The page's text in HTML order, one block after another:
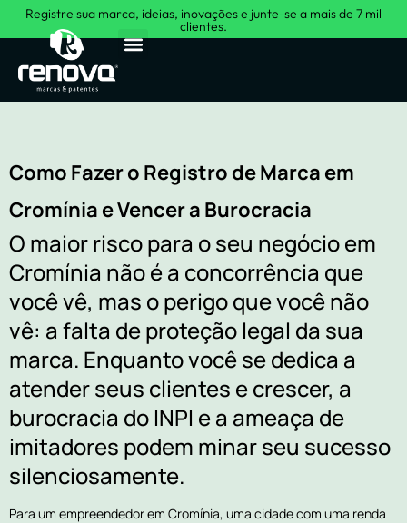
Registre sua marca, ideias, inovações e junte-se a mais de 7 mil
clientes.
Como Fazer o Registro de Marca em
Cromínia e Vencer a Burocracia
O maior risco para o seu negócio em
Cromínia não é a concorrência que
você vê, mas o perigo que você não
vê: a falta de proteção legal da sua
marca. Enquanto você se dedica a
atender seus clientes e crescer, a
burocracia do INPI e a ameaça de
imitadores podem minar seu sucesso
silenciosamente.
Para um empreendedor em Cromínia, uma cidade com uma renda